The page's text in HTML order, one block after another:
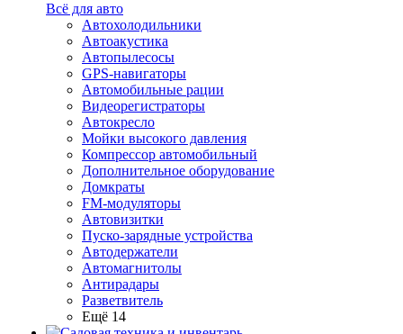
Всё для авто
Автохолодильники
Автоакустика
Автопылесосы
GPS-навигаторы
Автомобильные рации
Видеорегистраторы
Автокресло
Мойки высокого давления
Компрессор автомобильный
Дополнительное оборудование
Домкраты
FM-модуляторы
Автовизитки
Пуско-зарядные устройства
Автодержатели
Автомагнитолы
Антирадары
Разветвитель
Ещё 14